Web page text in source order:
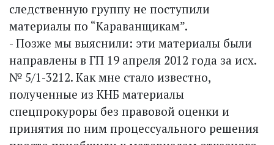
следственную группу не поступили
материалы по “Караванщикам”.
- Позже мы выяснили: эти материалы были
направлены в ГП 19 апреля 2012 года за исх.
№ 5/1-3212. Как мне стало известно,
полученные из КНБ материалы
спецпрокуроры без правовой оценки и
принятия по ним процессуального решения